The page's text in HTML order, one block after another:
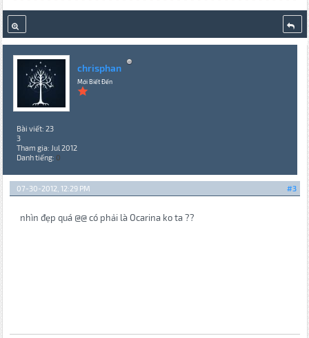
chrisphan
Mới Biết Đến
Bài viết: 23
3
Tham gia: Jul 2012
Danh tiếng: 0
#3
07-30-2012, 12:29 PM
nhìn đẹp quá @@ có phải là Ocarina ko ta ??